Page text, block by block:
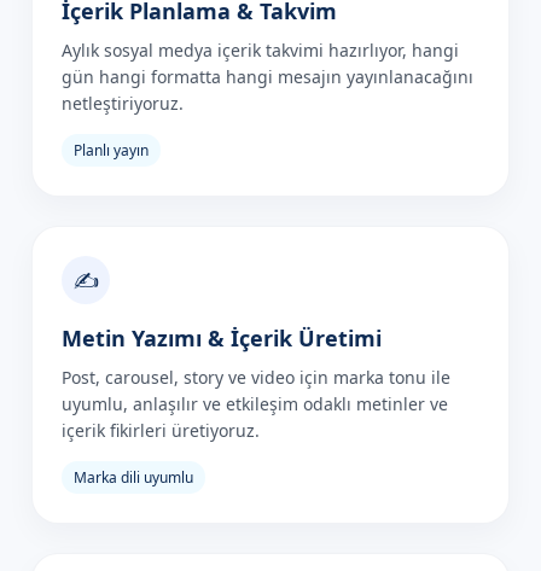
İçerik Planlama & Takvim
Aylık sosyal medya içerik takvimi hazırlıyor, hangi
gün hangi formatta hangi mesajın yayınlanacağını
netleştiriyoruz.
Planlı yayın
✍️
Metin Yazımı & İçerik Üretimi
Post, carousel, story ve video için marka tonu ile
uyumlu, anlaşılır ve etkileşim odaklı metinler ve
içerik fikirleri üretiyoruz.
Marka dili uyumlu